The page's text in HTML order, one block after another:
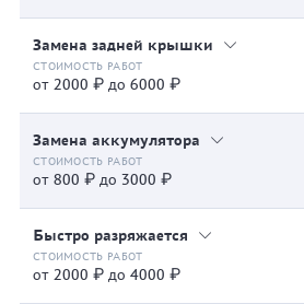
Замена задней крышки
от 2000 ₽ до 6000 ₽
Замена аккумулятора
от 800 ₽ до 3000 ₽
Быстро разряжается
от 2000 ₽ до 4000 ₽